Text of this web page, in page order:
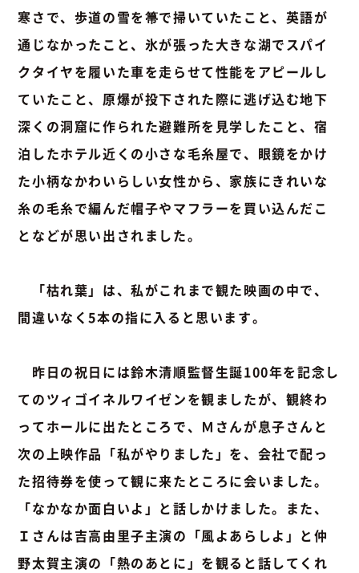
寒さで、歩道の雪を箒で掃いていたこと、英語が
通じなかったこと、氷が張った大きな湖でスパイ
クタイヤを履いた車を走らせて性能をアピールし
ていたこと、原爆が投下された際に逃げ込む地下
深くの洞窟に作られた避難所を見学したこと、宿
泊したホテル近くの小さな毛糸屋で、眼鏡をかけ
た小柄なかわいらしい女性から、家族にきれいな
糸の毛糸で編んだ帽子やマフラーを買い込んだこ
となどが思い出されました。
「枯れ葉」は、私がこれまで観た映画の中で、
間違いなく5本の指に入ると思います。
昨日の祝日には鈴木清順監督生誕100年を記念し
てのツィゴイネルワイゼンを観ましたが、観終わ
ってホールに出たところで、Ｍさんが息子さんと
次の上映作品「私がやりました」を、会社で配っ
た招待券を使って観に来たところに会いました。
「なかなか面白いよ」と話しかけました。また、
Ｉさんは吉高由里子主演の「風よあらしよ」と仲
野太賀主演の「熱のあとに」を観ると話してくれ